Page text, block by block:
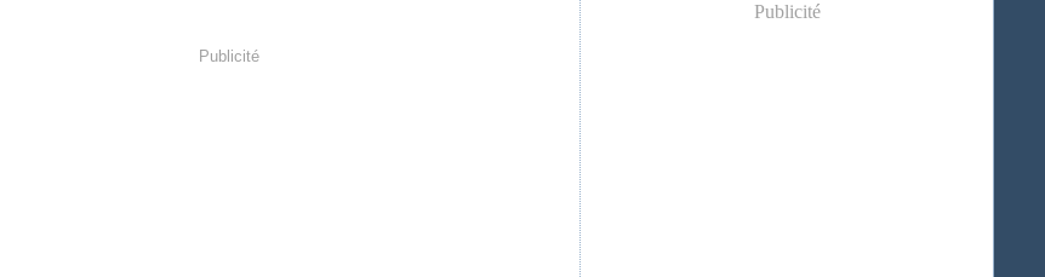
Publicité
Publicité